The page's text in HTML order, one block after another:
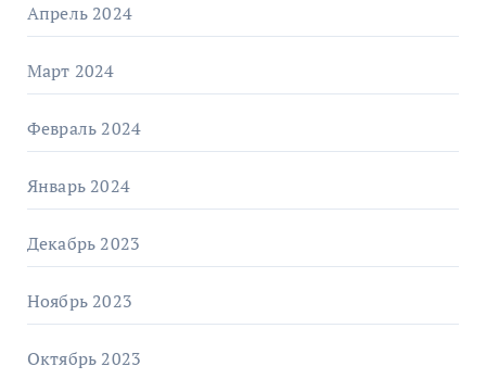
Апрель 2024
Март 2024
Февраль 2024
Январь 2024
Декабрь 2023
Ноябрь 2023
Октябрь 2023